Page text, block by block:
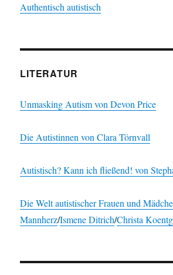
Authentisch autistisch
LITERATUR
Unmasking Autism von Devon Price
Die Autistinnen von Clara Törnvall
Autistisch? Kann ich fließend! von
Die Welt autistischer Frauen und
Mannherz/Ismene Ditrich/Christa